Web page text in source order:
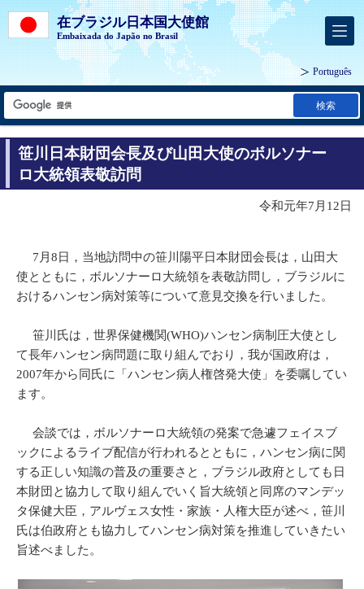
在ブラジル日本国大使館
Embaixada do Japão no Brasil
Português
検索
笹川日本財団会長及び山田大使のボルソナー
ロ大統領表敬訪問
令和元年7月12日
7月8日，当地訪問中の笹川陽平日本財団会長は，山田大
使とともに，ボルソナーロ大統領を表敬訪問し，ブラジルに
おけるハンセン病対策等について意見交換を行いました。
笹川氏は，世界保健機関(WHO)ハンセン病制圧大使とし
て長年ハンセン病問題に取り組んでおり，我が国政府は，
2007年から同氏に「ハンセン病人権啓発大使」を委嘱してい
ます。
会談では，ボルソナーロ大統領の発案で急遽フェイスブ
ックによるライブ配信が行われるとともに，ハンセン病に関
する正しい知識の普及の重要さと，ブラジル政府としても日
本財団と協力して取り組んでいく旨大統領と同席のマンデッ
タ保健大臣，アルヴェス女性・家族・人権大臣が述べ，笹川
氏は伯政府とも協力してハンセン病対策を推進していきたい
旨述べました。